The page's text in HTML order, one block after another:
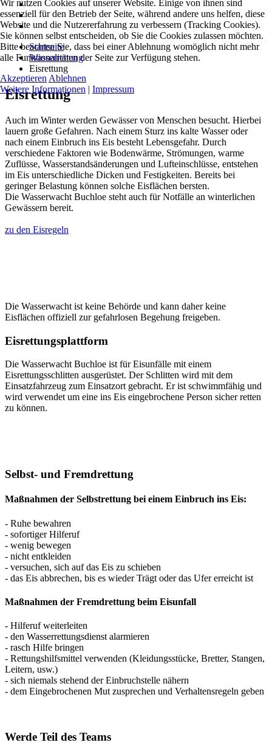
Startseite
Wasserrettung
Eisrettung
Eisrettung
Auch im Winter werden Gewässer von Menschen besucht. Hierbei
lauern große Gefahren. Nach einem Sturz ins kalte Wasser oder
nach einem Einbruch ins Eis besteht Lebensgefahr. Durch
verschiedene Faktoren wie Bodenwärme, Strömungen, warme
Zuflüsse, Wasserstandsänderungen und Lufteinschlüsse, entstehen
im Eis unterschiedliche Dicken und Festigkeiten. Bereits bei
geringer Belastung können solche Eisflächen bersten.
Die Wasserwacht Buchloe steht auch für Notfälle an winterlichen
Gewässern bereit.
zu den Eisregeln
Die Wasserwacht ist keine Behörde und kann daher keine
Eisflächen offiziell zur gefahrlosen Begehung freigeben.
Eisrettungsplattform
Die Wasserwacht Buchloe ist für Eisunfälle mit einem
Eisrettungsschlitten ausgerüstet. Der Schlitten wird mit dem
Einsatzfahrzeug zum Einsatzort gebracht. Er ist schwimmfähig und
wird verwendet um eine ins Eis eingebrochene Person sicher retten
zu können.
Selbst- und Fremdrettung
Maßnahmen der Selbstrettung bei einem Einbruch ins Eis:
- Ruhe bewahren
- sofortiger Hilferuf
- wenig bewegen
- nicht entkleiden
- versuchen, sich auf das Eis zu schieben
- das Eis abbrechen, bis es wieder Trägt oder das Ufer erreicht ist
Maßnahmen der Fremdrettung beim Eisunfall
- Hilferuf weiterleiten
- den Wasserrettungsdienst alarmieren
- rasch Hilfe bringen
- Rettungshilfsmittel verwenden (Kleidungsstücke, Bretter, Stangen,
Leitern, usw.)
- sich niemals stehend der Einbruchstelle nähern
- dem Eingebrochenen Mut zusprechen und Verhaltensregeln geben
Werde Teil des Teams
Wir nutzen Cookies auf unserer Website. Einige von ihnen sind
essenziell für den Betrieb der Seite, während andere uns helfen, diese
Website und die Nutzererfahrung zu verbessern (Tracking Cookies).
Sie können selbst entscheiden, ob Sie die Cookies zulassen möchten.
Bitte beachten Sie, dass bei einer Ablehnung womöglich nicht mehr
alle Funktionalitäten der Seite zur Verfügung stehen.
Akzeptieren Ablehnen
Weitere Informationen | Impressum